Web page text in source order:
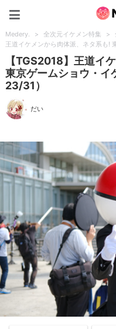
Medery. > 全次元イケメン特集 >
王道イケメンから肉体派、ネタ系も!
【TGS2018】王道イ
東京ゲームショウ・イ
23/31）
だい